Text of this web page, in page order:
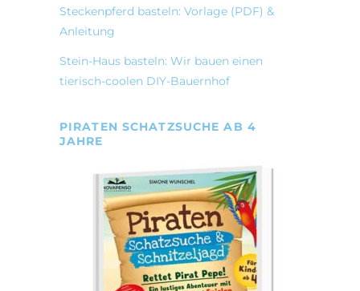
Steckenpferd basteln: Vorlage (PDF) &
Anleitung
Stein-Haus basteln: Wir bauen einen
tierisch-coolen DIY-Bauernhof
PIRATEN SCHATZSUCHE AB 4
JAHRE